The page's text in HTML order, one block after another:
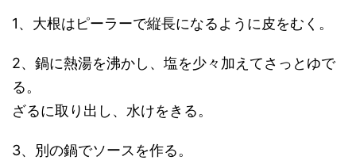
1、大根はピーラーで縦長になるように皮をむく。
2、鍋に熱湯を沸かし、塩を少々加えてさっとゆで
る。
ざるに取り出し、水けをきる。
3、別の鍋でソースを作る。